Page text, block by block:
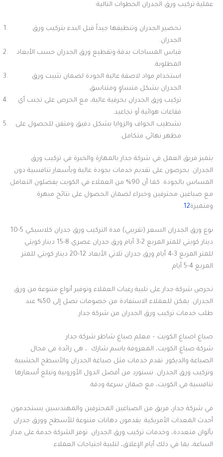
عملية تركيب ورق الجدران الخطوات التالية:
تحضير الجدران وتنظيفها جيداً قبل البدء بتركيب ورق
الجدران.
قياس المساحات بدقة وتقطيع ورق الجدران حسب الأبعاد
المطلوبة.
استخدام مواد لاصقة عالية الجودة لضمان تثبيت ورق
الجدران بشكل متساوٍ ومتناسق.
تركيب ورق الجدران بحرفية عالية، مع الحرص على تجنب أي
فقاعات هوائية أو تجاعيد.
تشطيب الحواف والزوايا بشكل دقيق ومتقن للحصول على
مظهر نهائي متكامل.
يتميز فريق العمل في شركة جدار بالمهارة والخبرة في تركيب ورق
الجدران. يحرصون على تقديم خدمات بجودة عالية وبأسعار تنافسية دون
المساس بالجودة. كما أن 90% من العملاء في الكويت يفضلون التعامل
مع صباغين محترفين وخبراء لضمان الحصول على نتائج مبهرة
ومتميزة12
.
نوع ورق الجدران السعر (تقريبي) مدة التركيب ورق جدران كلاسيكي 5-10
دينار كويتي للمتر المربع 2-3 أيام ورق جدران عصري 8-15 دينار كويتي
للمتر المربع 3-4 أيام ورق جدران ثلاثي الأبعاد 12-20 دينار كويتي للمتر
المربع 4-5 أيام
تحرص شركة جدار على تلبية رغبات العملاء وتوفير أنواع متنوعة من ورق
الجدران. يمكن للعملاء الاستفادة من خصومات تصل إلى 50% عند
طلب خدمات تركيب ورق الجدران من شركة جدار.
صباغ اصباغ الكويت – معلم صباغ شاطر شركة جدار
شركة صباغ الكويت، المعروفة باسم شارك ، هي رائدة في مجال
الصباغة والديكور. تقدم خدمات مثل صباغة الجدران والأسطح الخشبية
وتركيب ورق الجدران. تستورد من أفضل الدول الأوروبية وتبلغ أسعارها
تنافسية في الكويت، مع ضمان سرعة ودقة.
في شركة جدار، فريق من الصباغين المحترفين والمهندسين يستخدمون
أحدث المعدات الأمريكية. يقدمون دهانات متنوعة للأسطح وورق جدران
بألوان متعددة، وخدمات تركيب ورق الجدران. توفر الشركة خدمة على مدار
الساعة، بما في ذلك أيام الإغلاق، لتلبية احتياجات العملاء.